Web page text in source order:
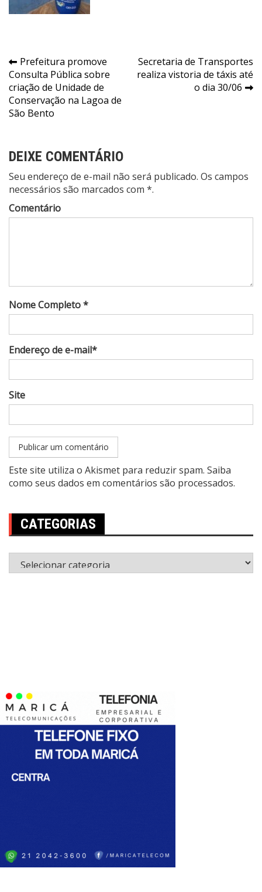
Navegação
de
Post
Prefeitura promove
Consulta Pública sobre
criação de Unidade de
Conservação na Lagoa de
São Bento
Secretaria de Transportes
realiza vistoria de táxis até
o dia 30/06
DEIXE COMENTÁRIO
Seu endereço de e-mail não será publicado. Os campos
necessários são marcados com *.
Comentário
Nome Completo *
Endereço de e-mail*
Site
Este site utiliza o Akismet para reduzir spam. Saiba
como seus dados em comentários são processados.
CATEGORIAS
Categorias